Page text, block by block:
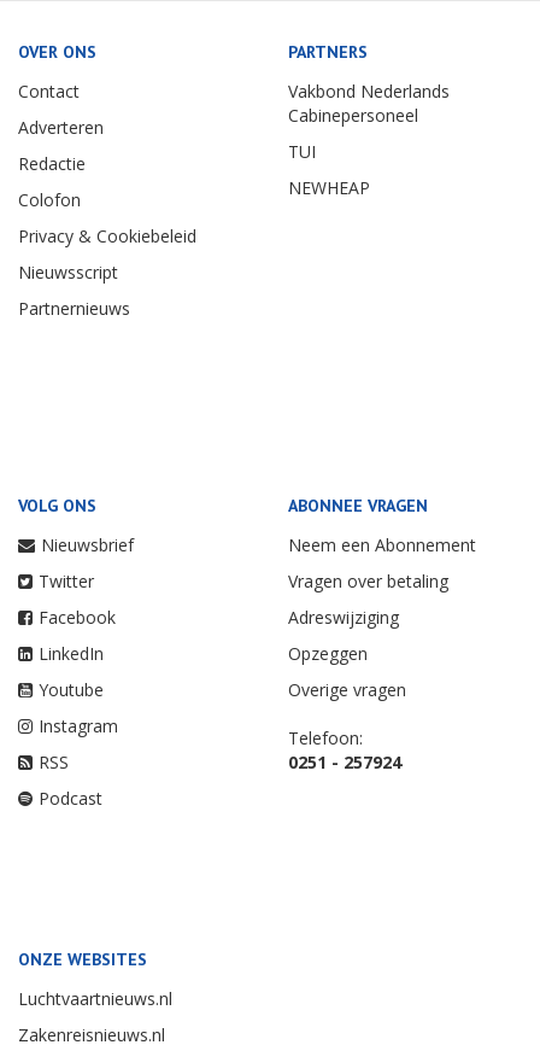
OVER ONS
Contact
Adverteren
Redactie
Colofon
Privacy & Cookiebeleid
Nieuwsscript
Partnernieuws
PARTNERS
Vakbond Nederlands
Cabinepersoneel
TUI
NEWHEAP
VOLG ONS
Nieuwsbrief
Twitter
Facebook
LinkedIn
Youtube
Instagram
RSS
Podcast
ABONNEE VRAGEN
Neem een Abonnement
Vragen over betaling
Adreswijziging
Opzeggen
Overige vragen
Telefoon:
0251 - 257924
ONZE WEBSITES
Luchtvaartnieuws.nl
Zakenreisnieuws.nl